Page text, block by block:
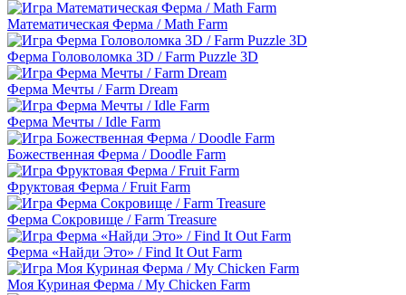
Математическая Ферма / Math Farm
Ферма Головоломка 3D / Farm Puzzle 3D
Ферма Мечты / Farm Dream
Ферма Мечты / Idle Farm
Божественная Ферма / Doodle Farm
Фруктовая Ферма / Fruit Farm
Ферма Сокровище / Farm Treasure
Ферма «Найди Это» / Find It Out Farm
Моя Куриная Ферма / My Chicken Farm